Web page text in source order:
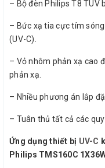
– Bộ đèn Philips T8 TUV
– Bức xạ tia cực tím
(UV-C).
– Vỏ nhôm phản xạ cao
phản xạ.
– Nhiều phương án lắp
– Tuân thủ tất cả các
Ứng dụng thiết bị UV-C
Philips TMS160C